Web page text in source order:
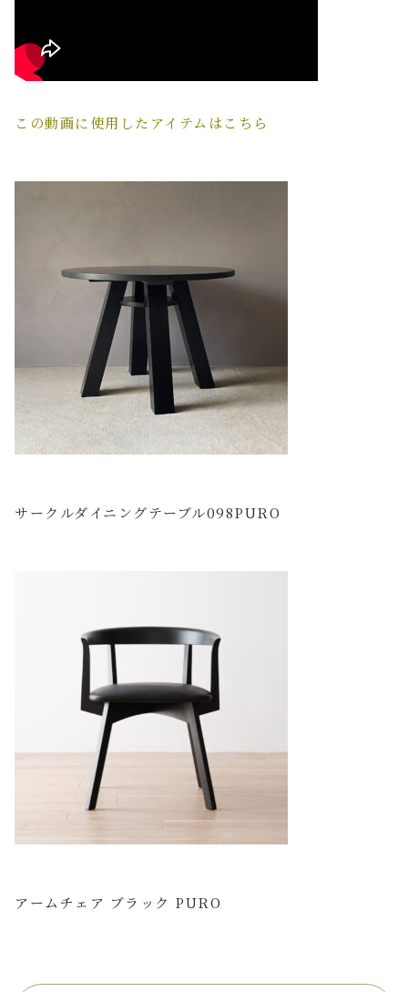
この動画に使用したアイテムはこちら
サークルダイニングテーブル098PURO
アームチェア ブラック PURO